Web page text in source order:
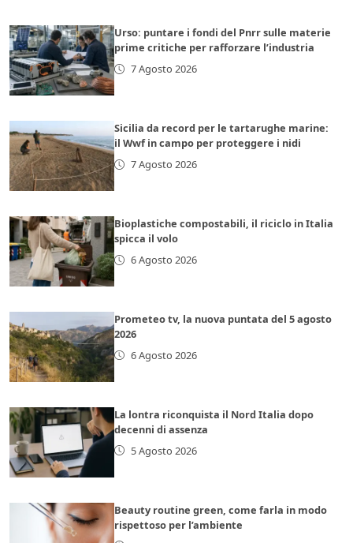
Urso: puntare i fondi del Pnrr sulle materie
prime critiche per rafforzare l’industria
7 Agosto 2026
Sicilia da record per le tartarughe marine:
il Wwf in campo per proteggere i nidi
7 Agosto 2026
Bioplastiche compostabili, il riciclo in Italia
spicca il volo
6 Agosto 2026
Prometeo tv, la nuova puntata del 5 agosto
2026
6 Agosto 2026
La lontra riconquista il Nord Italia dopo
decenni di assenza
5 Agosto 2026
Beauty routine green, come farla in modo
rispettoso per l’ambiente